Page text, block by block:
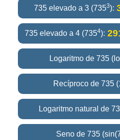
735 elevado a 3 (7353):
735 elevado a 4 (7354):
Logaritmo de 735
Recíproco de 735
Logaritmo natural de
Seno de 735